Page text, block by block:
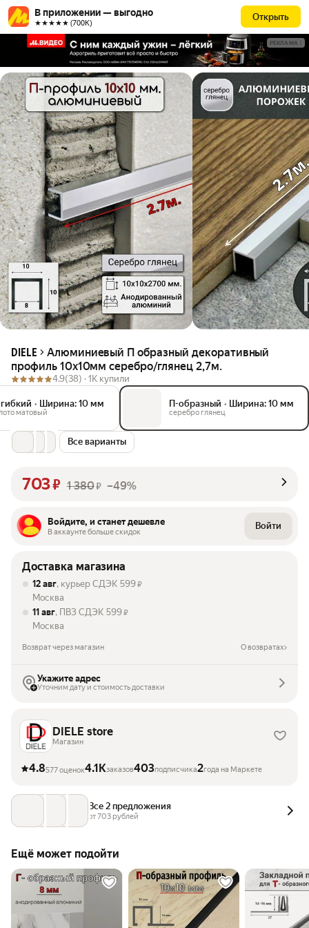
В приложении — выгодно
★★★★★ (700К)
Открыть
РЕКЛАМА
DIELE
Алюминиевый П образный декоративный
профиль 10х10мм серебро/глянец 2,7м.
4.9(38) · 1K купили
• Ширина: 10 мм
матовый
П-образный • Ширина: 10 мм
серебро глянец
Все варианты
703₽ 1 380₽ –49%
Войдите, и станет дешевле
В аккаунте больше скидок
Войти
Доставка магазина
12 авг, курьер СДЭК 599₽
Москва
11 авг, ПВЗ СДЭК 599₽
Москва
Возврат через магазин О возвратах
Укажите адрес
Уточним дату и стоимость доставки
DIELE store
Магазин
4.8577 оценок4.1Kзаказов403подписчика2года на Маркете
Все 2 предложения
от 703 рублей
Ещё может подойти